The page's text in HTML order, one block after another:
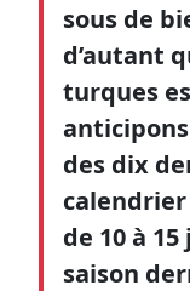
sous de
d’autant
turques
des dix
de 10 à
saison